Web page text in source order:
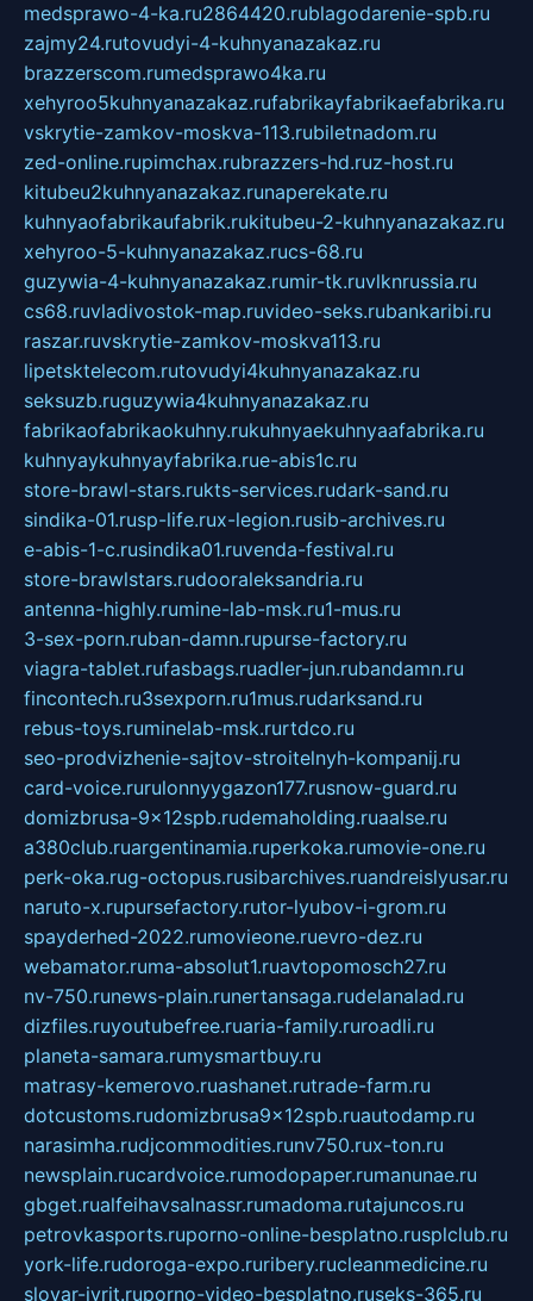
medsprawo-4-ka.ru2864420.rublagodarenie-spb.ru
zajmy24.rutovudyi-4-kuhnyanazakaz.ru
brazzerscom.rumedsprawo4ka.ru
xehyroo5kuhnyanazakaz.rufabrikayfabrikaefabrika.ru
vskrytie-zamkov-moskva-113.rubiletnadom.ru
zed-online.rupimchax.rubrazzers-hd.ruz-host.ru
kitubeu2kuhnyanazakaz.runaperekate.ru
kuhnyaofabrikaufabrik.rukitubeu-2-kuhnyanazakaz.ru
xehyroo-5-kuhnyanazakaz.rucs-68.ru
guzywia-4-kuhnyanazakaz.rumir-tk.ruvlknrussia.ru
cs68.ruvladivostok-map.ruvideo-seks.rubankaribi.ru
raszar.ruvskrytie-zamkov-moskva113.ru
lipetsktelecom.rutovudyi4kuhnyanazakaz.ru
seksuzb.ruguzywia4kuhnyanazakaz.ru
fabrikaofabrikaokuhny.rukuhnyaekuhnyaafabrika.ru
kuhnyaykuhnyayfabrika.rue-abis1c.ru
store-brawl-stars.rukts-services.rudark-sand.ru
sindika-01.rusp-life.rux-legion.rusib-archives.ru
e-abis-1-c.rusindika01.ruvenda-festival.ru
store-brawlstars.rudooraleksandria.ru
antenna-highly.rumine-lab-msk.ru1-mus.ru
3-sex-porn.ruban-damn.rupurse-factory.ru
viagra-tablet.rufasbags.ruadler-jun.rubandamn.ru
fincontech.ru3sexporn.ru1mus.rudarksand.ru
rebus-toys.ruminelab-msk.rurtdco.ru
seo-prodvizhenie-sajtov-stroitelnyh-kompanij.ru
card-voice.rurulonnyygazon177.rusnow-guard.ru
domizbrusa-9x12spb.rudemaholding.ruaalse.ru
a380club.ruargentinamia.ruperkoka.rumovie-one.ru
perk-oka.rug-octopus.rusibarchives.ruandreislyusar.ru
naruto-x.rupursefactory.rutor-lyubov-i-grom.ru
spayderhed-2022.rumovieone.ruevro-dez.ru
webamator.ruma-absolut1.ruavtopomosch27.ru
nv-750.runews-plain.runertansaga.rudelanalad.ru
dizfiles.ruyoutubefree.ruaria-family.ruroadli.ru
planeta-samara.rumysmartbuy.ru
matrasy-kemerovo.ruashanet.rutrade-farm.ru
dotcustoms.rudomizbrusa9x12spb.ruautodamp.ru
narasimha.rudjcommodities.runv750.rux-ton.ru
newsplain.rucardvoice.rumodopaper.rumanunae.ru
gbget.rualfeihavsalnassr.rumadoma.rutajuncos.ru
petrovkasports.ruporno-online-besplatno.rusplclub.ru
york-life.rudoroga-expo.ruribery.rucleanmedicine.ru
slovar-ivrit.ruporno-video-besplatno.ruseks-365.ru